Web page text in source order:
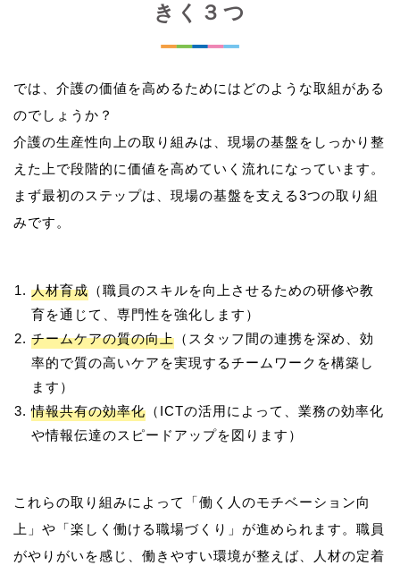
きく３つ
では、介護の価値を高めるためにはどのような取組がある
のでしょうか？
介護の生産性向上の取り組みは、現場の基盤をしっかり整
えた上で段階的に価値を高めていく流れになっています。
まず最初のステップは、現場の基盤を支える3つの取り組
人材育成 （職員のスキルを向上させるための研修や教
育を通じて、専門性を強化します）
チームケアの質の向上 （スタッフ間の連携を深め、効
率的で質の高いケアを実現するチームワークを構築し
ます）
情報共有の効率化 （ICTの活用によって、業務の効率化
や情報伝達のスピードアップを図ります）
これらの取り組みによって「働く人のモチベーション向
上」や「楽しく働ける職場づくり」が進められます。職員
がやりがいを感じ、働きやすい環境が整えば、人材の定着